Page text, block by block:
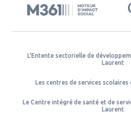
L'Entente sectorielle de
Laurent
Les centres de services
Le Centre intégré de santé et de
Laurent